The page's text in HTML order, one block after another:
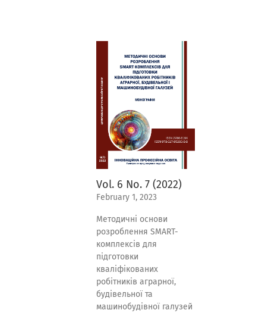
Vol. 6 No. 7 (2022)
February 1, 2023
Методичні основи
розроблення SMART-
комплексів для
підготовки
кваліфікованих
робітників аграрної,
будівельної та
машинобудівної галузей